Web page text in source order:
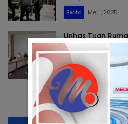
Berita Mei 1, 2025
Unhas Tuan
Gema Kampus
Kita Bangkit dan
Berita April 15, 2025